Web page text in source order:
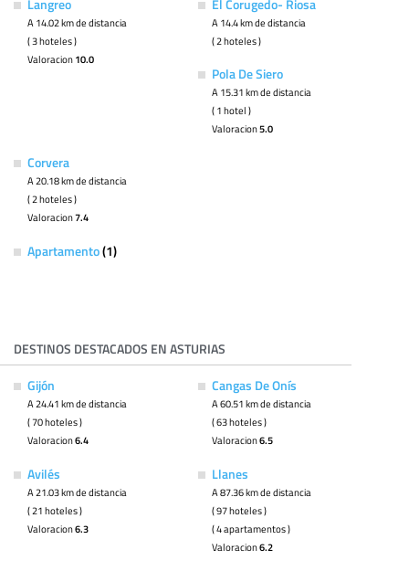
Langreo
A 14.02 km de distancia
( 3 hoteles )
Valoracion 10.0
El Corugedo- Riosa
A 14.4 km de distancia
( 2 hoteles )
Pola De Siero
A 15.31 km de distancia
( 1 hotel )
Valoracion5.0
Corvera
A 20.18 km de distancia
( 2 hoteles )
Valoracion7.4
Apartamento(1)
DESTINOS DESTACADOS EN ASTURIAS
Gijón
A 24.41 km de distancia
( 70 hoteles )
Valoracion6.4
Cangas De Onís
A 60.51 km de distancia
( 63 hoteles )
Valoracion6.5
Avilés
A 21.03 km de distancia
( 21 hoteles )
Valoracion6.3
Llanes
A 87.36 km de distancia
( 97 hoteles )
( 4 apartamentos )
Valoracion6.2